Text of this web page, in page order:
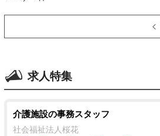
求人特集
介護施設の事務スタッフ
社会福祉法人桜花